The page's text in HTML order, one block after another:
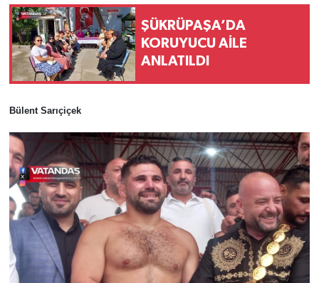
ŞÜKRÜPAŞA’DA
KORUYUCU AİLE
ANLATILDI
Bülent Sarıçiçek